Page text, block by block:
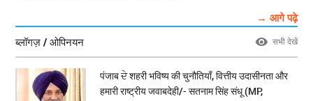
→ आगे पढ़े
ब्लॉगज़ / ओपिनयन
सभी देखें
पंजाब ਦੇ शहरी भविष्य की चुनौतियाँ, वित्तीय उदासीनता और
हमारी राष्ट्रीय जवाबदेही/- सतनाम सिंह संधू (MP,